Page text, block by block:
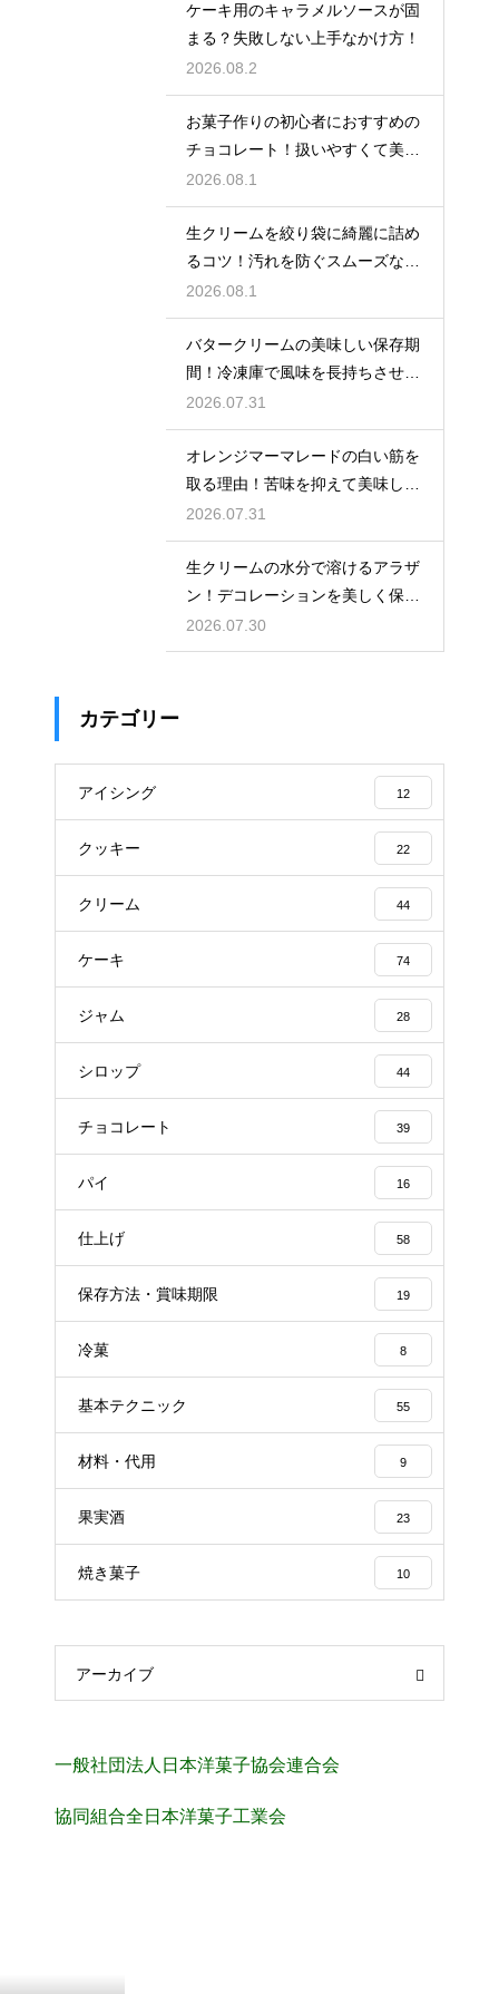
ケーキ用のキャラメルソースが固
まる？失敗しない上手なかけ方！
2026.08.2
お菓子作りの初心者におすすめの
チョコレート！扱いやすくて美味
しい種類を紹介
2026.08.1
生クリームを絞り袋に綺麗に詰め
るコツ！汚れを防ぐスムーズな入
れ方
2026.08.1
バタークリームの美味しい保存期
間！冷凍庫で風味を長持ちさせる
コツ
2026.07.31
オレンジマーマレードの白い筋を
取る理由！苦味を抑えて美味しい
ジャムに仕上げる
2026.07.31
生クリームの水分で溶けるアラザ
ン！デコレーションを美しく保つ
ための飾るタイミングとコツ
2026.07.30
カテゴリー
アイシング 12
クッキー 22
クリーム 44
ケーキ 74
ジャム 28
シロップ 44
チョコレート 39
パイ 16
仕上げ 58
保存方法・賞味期限 19
冷菓 8
基本テクニック 55
材料・代用 9
果実酒 23
焼き菓子 10
アーカイブ
一般社団法人日本洋菓子協会連合会
協同組合全日本洋菓子工業会